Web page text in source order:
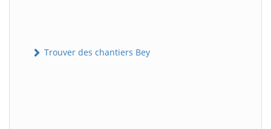
Trouver des chantiers Bey